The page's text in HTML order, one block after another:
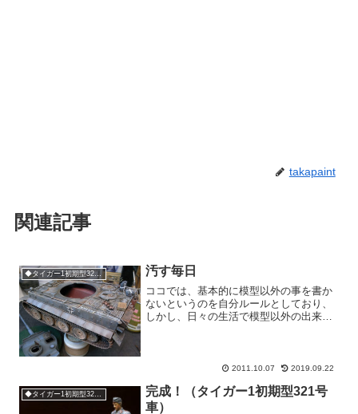
takapaint
関連記事
◆タイガー1初期型321号車 汚す毎日
ココでは、基本的に模型以外の事を書か
ないというのを自分ルールとしており、
しかし、日々の生活で模型以外の出来事
しまうと、そればっかりにな...
2011.10.07 2019.09.22
◆タイガー1初期型321号車
完成！（タイガー1初期型321号
車）